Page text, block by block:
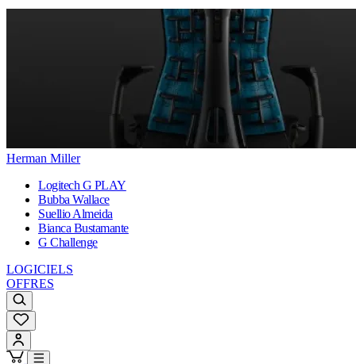
Herman Miller
Logitech G PLAY
Bubba Wallace
Suellio Almeida
Bianca Bustamante
G Challenge
LOGICIELS
OFFRES